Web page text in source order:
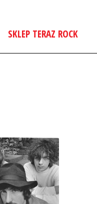
SKLEP TERAZ ROCK